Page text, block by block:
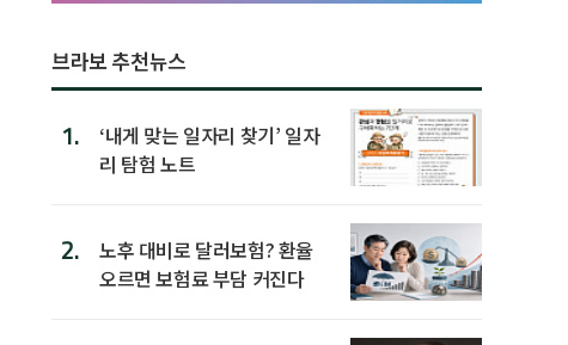
브라보 추천뉴스
1.
‘내게 맞는 일자리 찾기’ 일자
리 탐험 노트
2.
노후 대비로 달러보험? 환율
오르면 보험료 부담 커진다